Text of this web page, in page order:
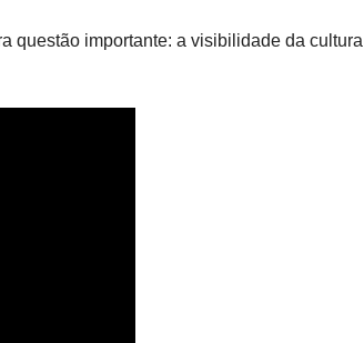
questão importante: a visibilidade da cultura